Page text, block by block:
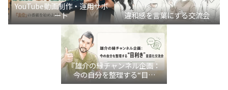
YouTube動画制作・運用サポ
ート
違和感を言葉にする交流会
『雄介の縁チャンネル企画：
今の自分を整理する“目利
き”言語化交流会』